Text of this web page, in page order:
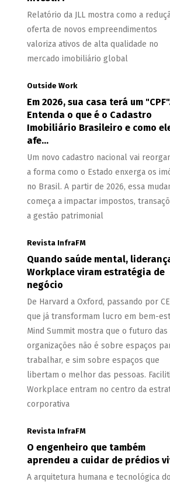
Relatório da JLL mostra como a
oferta de novos empreendimentos
valoriza ativos de alta qualidade no
mercado imobiliário global
Outside Work
Em 2026, sua casa terá um
Entenda o que é o Cadastro
Imobiliário Brasileiro e como
afe...
Um novo cadastro nacional vai
a forma como o Estado enxerga os
no Brasil. A partir de 2026, essa
começa a impactar impostos,
a gestão patrimonial
Revista InfraFM
Quando saúde mental,
Workplace viram estratégia de
negócio
De Harvard a Oxford, passando por
que já transformam lucro em bem-
Mind Summit mostra que o futuro das
organizações não é sobre espaços
trabalhar, e sim sobre espaços que
libertam o melhor das pessoas.
Workplace entram no centro da
corporativa
Revista InfraFM
O engenheiro que também
aprendeu a cuidar de prédios
A arquitetura humana e tecnológica